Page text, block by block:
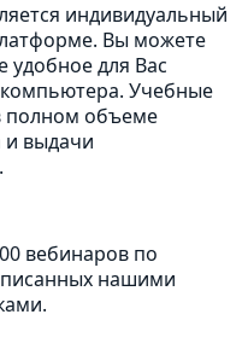
индивидуальный
Вы можете
удобное для Вас
Учебные
полном объеме
и выдачи
вебинаров по
нашими